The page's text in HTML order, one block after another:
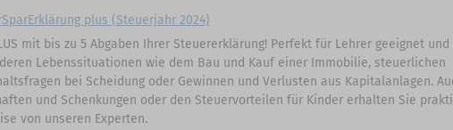
plus (Steuerjahr 2024)
mit bis zu 5 Abgaben Ihrer Steuererklärung! Perfekt für Lehrer geeignet
Lebenssituationen wie dem Bau und Kauf einer Immobilie, steuerlichen
bei Scheidung oder Gewinnen und Verlusten aus Kapitalanlagen.
und Schenkungen oder den Steuervorteilen für Kinder erhalten Sie
von unseren Experten.